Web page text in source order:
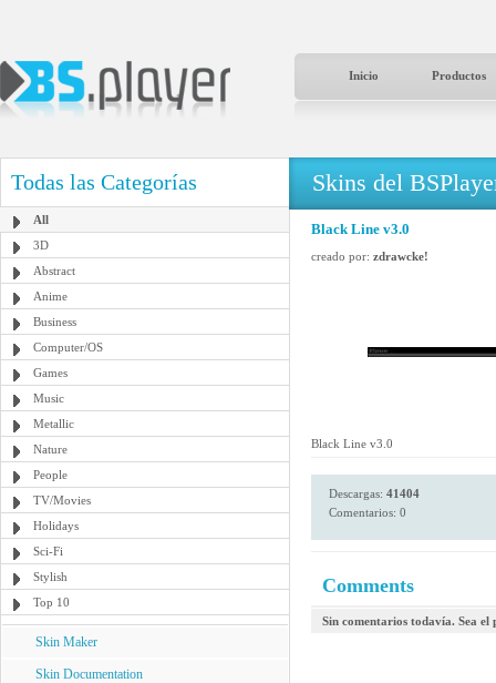
Inicio Productos
Todas las Categorías
All
3D
Abstract
Anime
Business
Computer/OS
Games
Music
Metallic
Nature
People
TV/Movies
Holidays
Sci-Fi
Stylish
Top 10
Skin Maker
Skin Documentation
Skins del
Black Line v3.0
creado por: zdrawcke!
Black Line v3.0
Descargas: 41404
Comentarios: 0
Comments
Sin comentarios todavía. Sea